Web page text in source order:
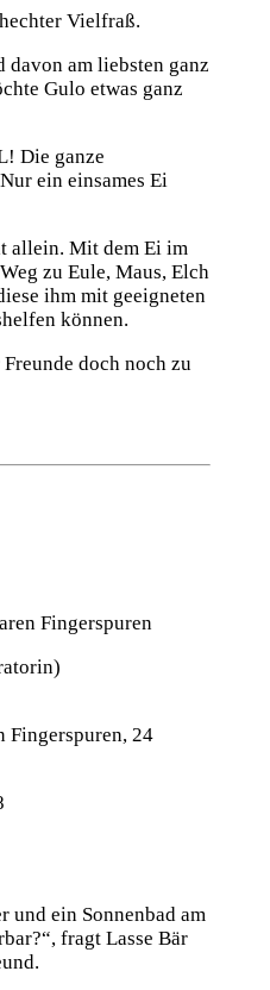
Vielfraß.
davon am liebsten ganz
Gulo etwas ganz
Die ganze
ein einsames Ei
allein. Mit dem Ei im
zu Eule, Maus, Elch
ihm mit geeigneten
können.
doch noch zu
Fingerspuren
Fingerspuren, 24
und ein Sonnenbad am
fragt Lasse Bär